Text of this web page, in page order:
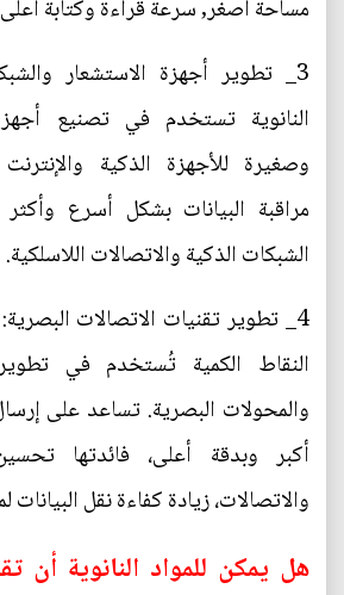
مساحة أصغر, سرعة قراءة وكتابة
3_ تطوير أجهزة الاستشعار
النانوية تستخدم في تصنيع
وصغيرة للأجهزة الذكية
مراقبة البيانات بشكل أسرع
الشبكات الذكية والاتصالات اللاسلكية.
4_ تطوير تقنيات الاتصالات البصرية:
النقاط الكمية تُستخدم في تطوير
والمحولات البصرية. تساعد على
أكبر وبدقة أعلى، فائدتها
والاتصالات، زيادة كفاءة نقل
هل يمكن للمواد النانوية أن